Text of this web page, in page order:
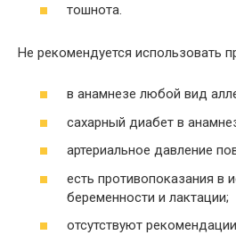
тошнота.
Не рекомендуется использовать
в анамнезе любой вид
сахарный диабет в
артериальное давление
есть противопоказания в
беременности и лактации;
отсутствуют